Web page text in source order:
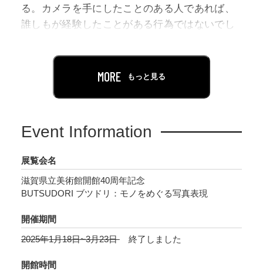
る。カメラを手にしたことのある人であれば、
誰しもが経験したことがある行為ではないでし
るという行為はさらに一般的になり、SNS の普
及により「モノ」を撮影した多くの写真が世界
を撮影すること。この「ブツドリ」を「物」を
写真史の中で脈々と続いてきた重要な表現の一
形式であることに気がつきます。
本展は「モノ」を撮影することで生まれた写真
作品を、この「ブツドリ」という言葉で見なお
し、日本における豊かな表現の一断面を探る試
みです。重要文化財である明治期の写真原板か
ら、文化財写真、静物写真、広告写真、そして
MORE もっと見る
Event Information
展覧会名
滋賀県立美術館開館40周年記念
BUTSUDORI ブツドリ：モノをめぐる写真表現
開催期間
2025年1月18日~3月23日
終了しました
開館時間